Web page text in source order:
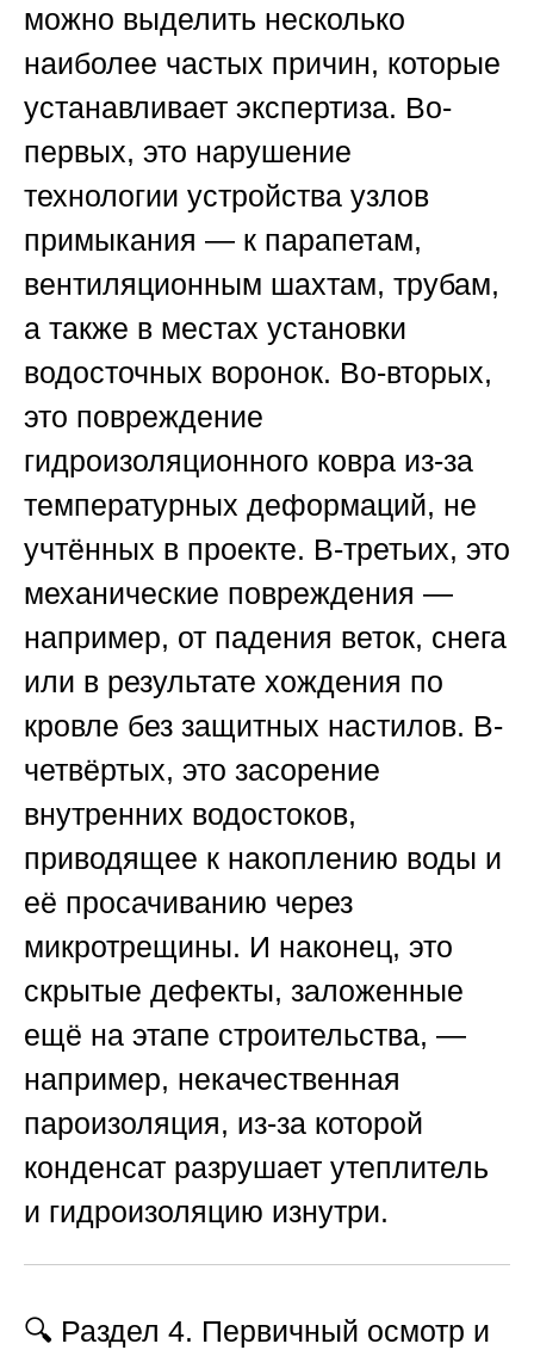
можно выделить несколько
наиболее частых причин, которые
устанавливает экспертиза. Во-
первых, это нарушение
технологии устройства узлов
примыкания — к парапетам,
вентиляционным шахтам, трубам,
а также в местах установки
водосточных воронок. Во-вторых,
это повреждение
гидроизоляционного ковра из-за
температурных деформаций, не
учтённых в проекте. В-третьих, это
механические повреждения —
например, от падения веток, снега
или в результате хождения по
кровле без защитных настилов. В-
четвёртых, это засорение
внутренних водостоков,
приводящее к накоплению воды и
её просачиванию через
микротрещины. И наконец, это
скрытые дефекты, заложенные
ещё на этапе строительства, —
например, некачественная
пароизоляция, из-за которой
конденсат разрушает утеплитель
и гидроизоляцию изнутри.
🔍 Раздел 4. Первичный осмотр и